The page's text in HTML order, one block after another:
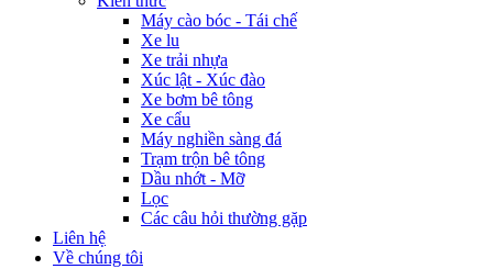
Máy cào bóc - Tái chế
Xe lu
Xe trải nhựa
Xúc lật - Xúc đào
Xe bơm bê tông
Xe cẩu
Máy nghiền sàng đá
Trạm trộn bê tông
Dầu nhớt - Mỡ
Lọc
Các câu hỏi thường gặp
Liên hệ
Về chúng tôi